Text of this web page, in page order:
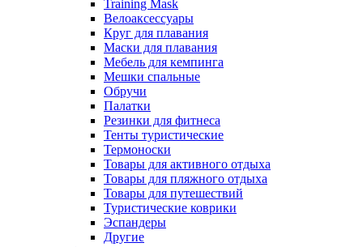
Training Mask
Велоаксессуары
Круг для плавания
Маски для плавания
Мебель для кемпинга
Мешки спальные
Обручи
Палатки
Резинки для фитнеса
Тенты туристические
Термоноски
Товары для активного отдыха
Товары для пляжного отдыха
Товары для путешествий
Туристические коврики
Эспандеры
Другие